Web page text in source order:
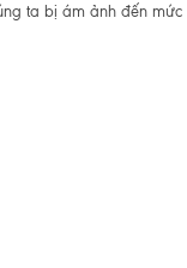
ta bị ám ảnh đến mức